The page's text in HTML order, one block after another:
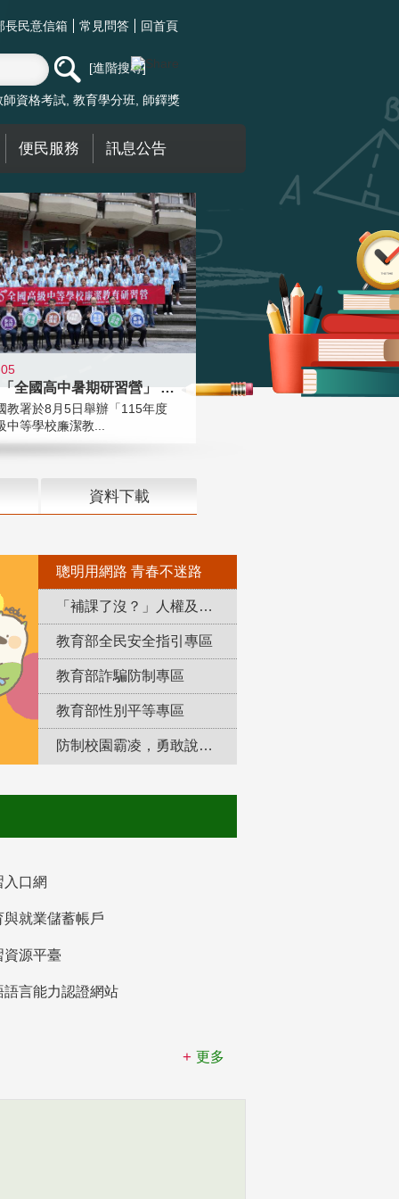
長民意信箱 常見問答 回首頁
進階搜尋
師資格考試 教育學分班 師鐸獎
便民服務 訊息公告
國教署「全國高中暑期研習營」 以多
教署於8月5日舉辦「115年度
中等學校廉潔教...
資料下載
聰明用網路 青春不迷路
「補課了沒？」人權及轉型正義教育專區
教育部全民安全指引專區
教育部詐騙防制專區
教育部性別平等專區
防制校園霸凌，勇敢說出來！
入口網
與就業儲蓄帳戶
資源平臺
語言能力認證網站
更多